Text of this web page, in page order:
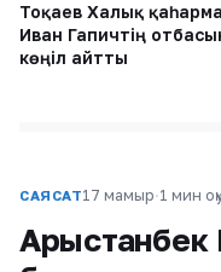
Тоқаев Халық
Иван Гапичтің
көңіл айтты
САЯСАТ17 мамыр·1 мин